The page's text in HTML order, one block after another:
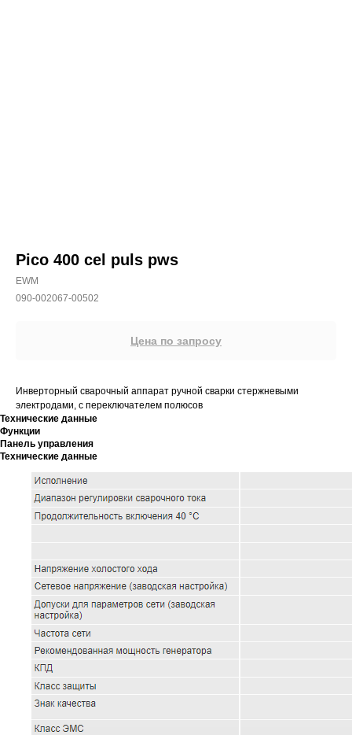
Pico 400 cel puls pws
EWM
090-002067-00502
Цена по запросу
Инверторный сварочный аппарат ручной сварки стержневыми
электродами, с переключателем полюсов
Технические данные
Функции
Панель управления
Технические данные